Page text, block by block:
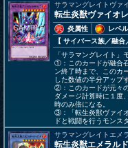
サラマングレイトヴァ
転生炎獣ヴァイオ
炎属性
レベ
【 サイバース族／融合
「サラマングレイト」
①：このカードが融合
ン終了時まで、このカ
した数値の半分アップ
②：このカードが元々
ダメージ計算時に１度
時のみ倍になる。
③：「転生炎獣ヴァイ
ドと戦闘を行うモンス
サラマングレイトエメ
転生炎獣エメラル